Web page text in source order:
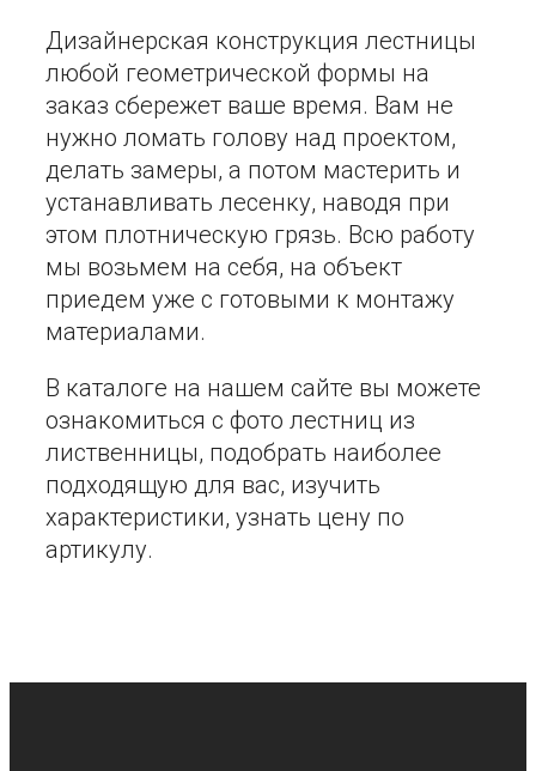
Дизайнерская конструкция лестницы
любой геометрической формы на
заказ сбережет ваше время. Вам не
нужно ломать голову над проектом,
делать замеры, а потом мастерить и
устанавливать лесенку, наводя при
этом плотническую грязь. Всю работу
мы возьмем на себя, на объект
приедем уже с готовыми к монтажу
материалами.
В каталоге на нашем сайте вы можете
ознакомиться с фото лестниц из
лиственницы, подобрать наиболее
подходящую для вас, изучить
характеристики, узнать цену по
артикулу.